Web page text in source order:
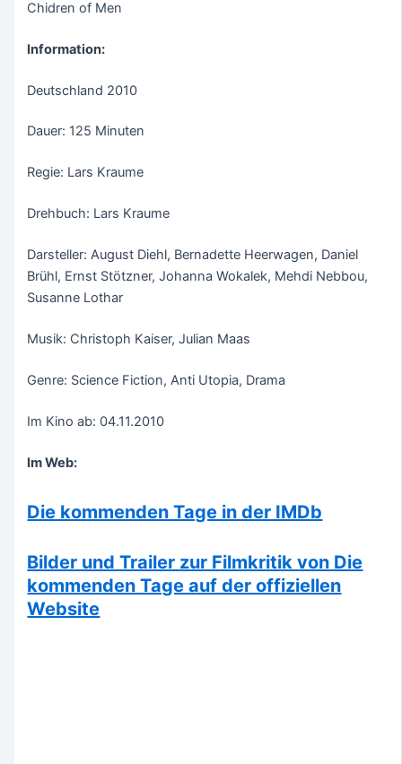
Chidren of Men
Information:
Deutschland 2010
Dauer: 125 Minuten
Regie: Lars Kraume
Drehbuch: Lars Kraume
Darsteller: August Diehl, Bernadette Heerwagen, Daniel
Brühl, Ernst Stötzner, Johanna Wokalek, Mehdi Nebbou,
Susanne Lothar
Musik: Christoph Kaiser, Julian Maas
Genre: Science Fiction, Anti Utopia, Drama
Im Kino ab: 04.11.2010
Im Web:
Die kommenden Tage in der IMDb
Bilder und Trailer zur Filmkritik von Die
kommenden Tage auf der offiziellen
Website